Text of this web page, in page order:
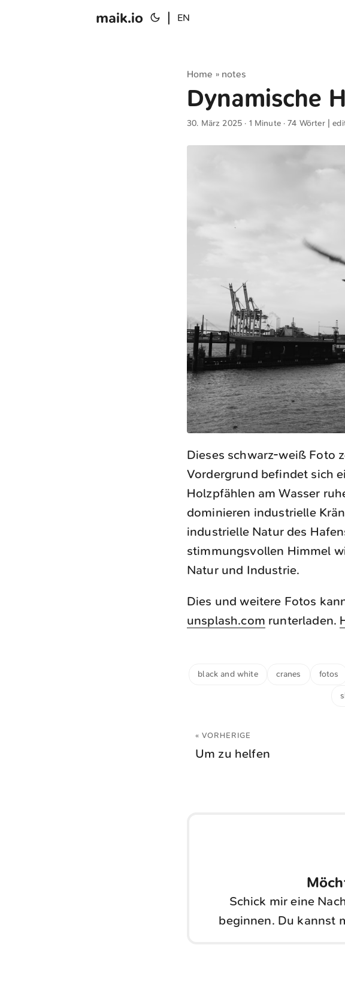
maik.io EN
Home » notes
Dynamische
30. März 2025 · 1 Minute · 74 Wörter |
Dieses schwarz-weiß Foto
Vordergrund befindet sich
Holzpfählen am Wasser
dominieren industrielle
industrielle Natur des
stimmungsvollen Himmel
Natur und Industrie.
Dies und weitere Fotos
unsplash.com runterladen.
black and white cranes fotos
« VORHERIGE
Um zu helfen
Schick mir eine
beginnen. Du kannst